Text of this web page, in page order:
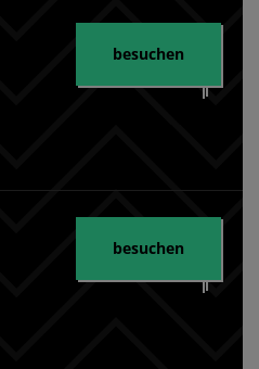
besuchen
besuchen